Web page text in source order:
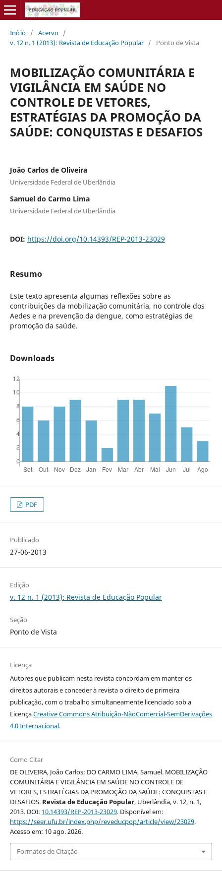
Início / Acervo /
v. 12 n. 1 (2013): Revista de Educação Popular / Ponto de Vista
MOBILIZAÇÃO COMUNITÁRIA E
VIGILÂNCIA EM SAÚDE NO
CONTROLE DE VETORES,
ESTRATÉGIAS DA PROMOÇÃO DA
SAÚDE: CONQUISTAS E DESAFIOS
João Carlos de Oliveira
Universidade Federal de Uberlândia
Samuel do Carmo Lima
Universidade Federal de Uberlândia
DOI: https://doi.org/10.14393/REP-2013-23029
Resumo
Este texto apresenta algumas reflexões sobre as
contribuições da mobilização comunitária, no controle dos
Aedes e na prevenção da dengue, como estratégias de
promoção da saúde.
Downloads
PDF
Publicado
27-06-2013
Edição
v. 12 n. 1 (2013): Revista de Educação Popular
Seção
Ponto de Vista
Licença
Autores que publicam nesta revista concordam em manter os
direitos autorais e conceder à revista o direito de primeira
publicação, com o trabalho simultaneamente licenciado sob a
LicençaCreative Commons Atribuição-NãoComercial-SemDerivações
4.0 Internacional.
Como Citar
DE OLIVEIRA, João Carlos; DO CARMO LIMA, Samuel. MOBILIZAÇÃO
COMUNITÁRIA E VIGILÂNCIA EM SAÚDE NO CONTROLE DE
VETORES, ESTRATÉGIAS DA PROMOÇÃO DA SAÚDE: CONQUISTAS E
DESAFIOS. Revista de Educação Popular, Uberlândia, v. 12, n. 1,
2013. DOI: 10.14393/REP-2013-23029. Disponível em:
https://seer.ufu.br/index.php/reveducpop/article/view/23029.
Acesso em: 10 ago. 2026.
Formatos de Citação